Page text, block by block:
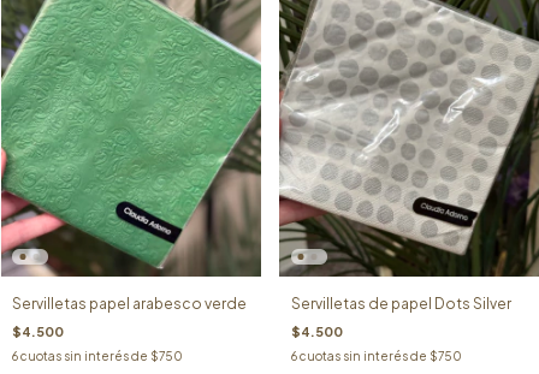
Servilletas papel arabesco verde
$4.500
6cuotas sin interés de $750
Servilletas de papel Dots Silver
$4.500
6 cuotas sin interés de $750